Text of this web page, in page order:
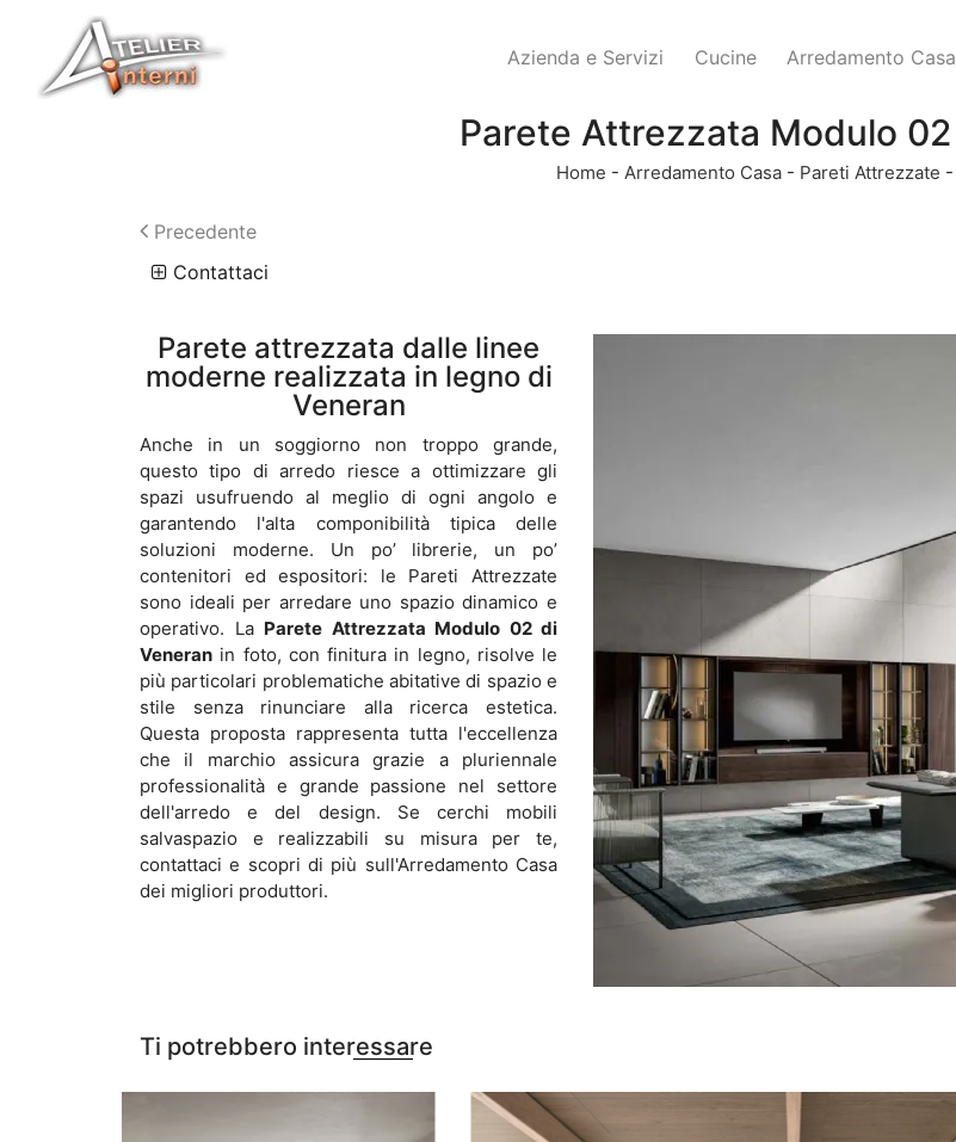
Azienda e Servizi Cucine Arredamento Casa
Parete Attrezzata Modulo
Home - Arredamento Casa - Pareti Attrezzate -
Precedente
Contattaci
Parete attrezzata dalle linee
moderne realizzata in legno di
Veneran
Anche in un soggiorno non troppo grande,
questo tipo di arredo riesce a ottimizzare gli
spazi usufruendo al meglio di ogni angolo e
garantendo l'alta componibilità tipica delle
soluzioni moderne. Un po’ librerie, un po’
contenitori ed espositori: le Pareti Attrezzate
sono ideali per arredare uno spazio dinamico e
operativo. La Parete Attrezzata Modulo 02 di
Veneran in foto, con finitura in legno, risolve le
più particolari problematiche abitative di spazio e
stile senza rinunciare alla ricerca estetica.
Questa proposta rappresenta tutta l'eccellenza
che il marchio assicura grazie a pluriennale
professionalità e grande passione nel settore
dell'arredo e del design. Se cerchi mobili
salvaspazio e realizzabili su misura per te,
contattaci e scopri di più sull'Arredamento Casa
dei migliori produttori.
Ti potrebbero interessare